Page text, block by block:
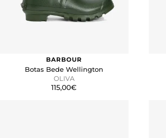
BARBOUR
Botas Bede Wellington
OLIVA
115,00€